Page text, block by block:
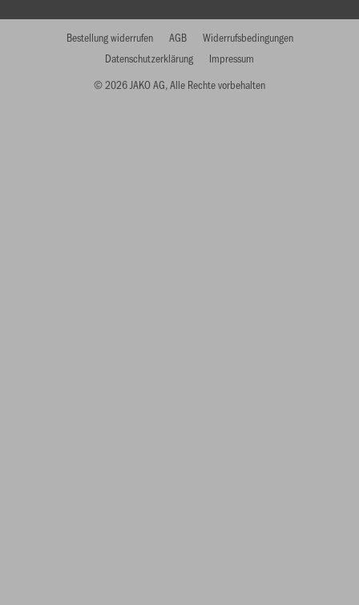
© 2026 JAKO AG, Alle Rechte vorbehalten
Bestellung widerrufen AGB
Widerrufsbedingungen
Datenschutzerklärung
Impressum